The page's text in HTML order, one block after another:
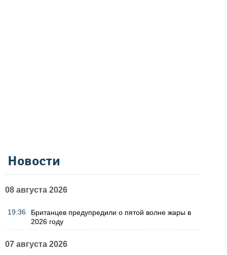
Новости
08 августа 2026
19:36
Британцев предупредили о пятой волне жары в
2026 году
07 августа 2026